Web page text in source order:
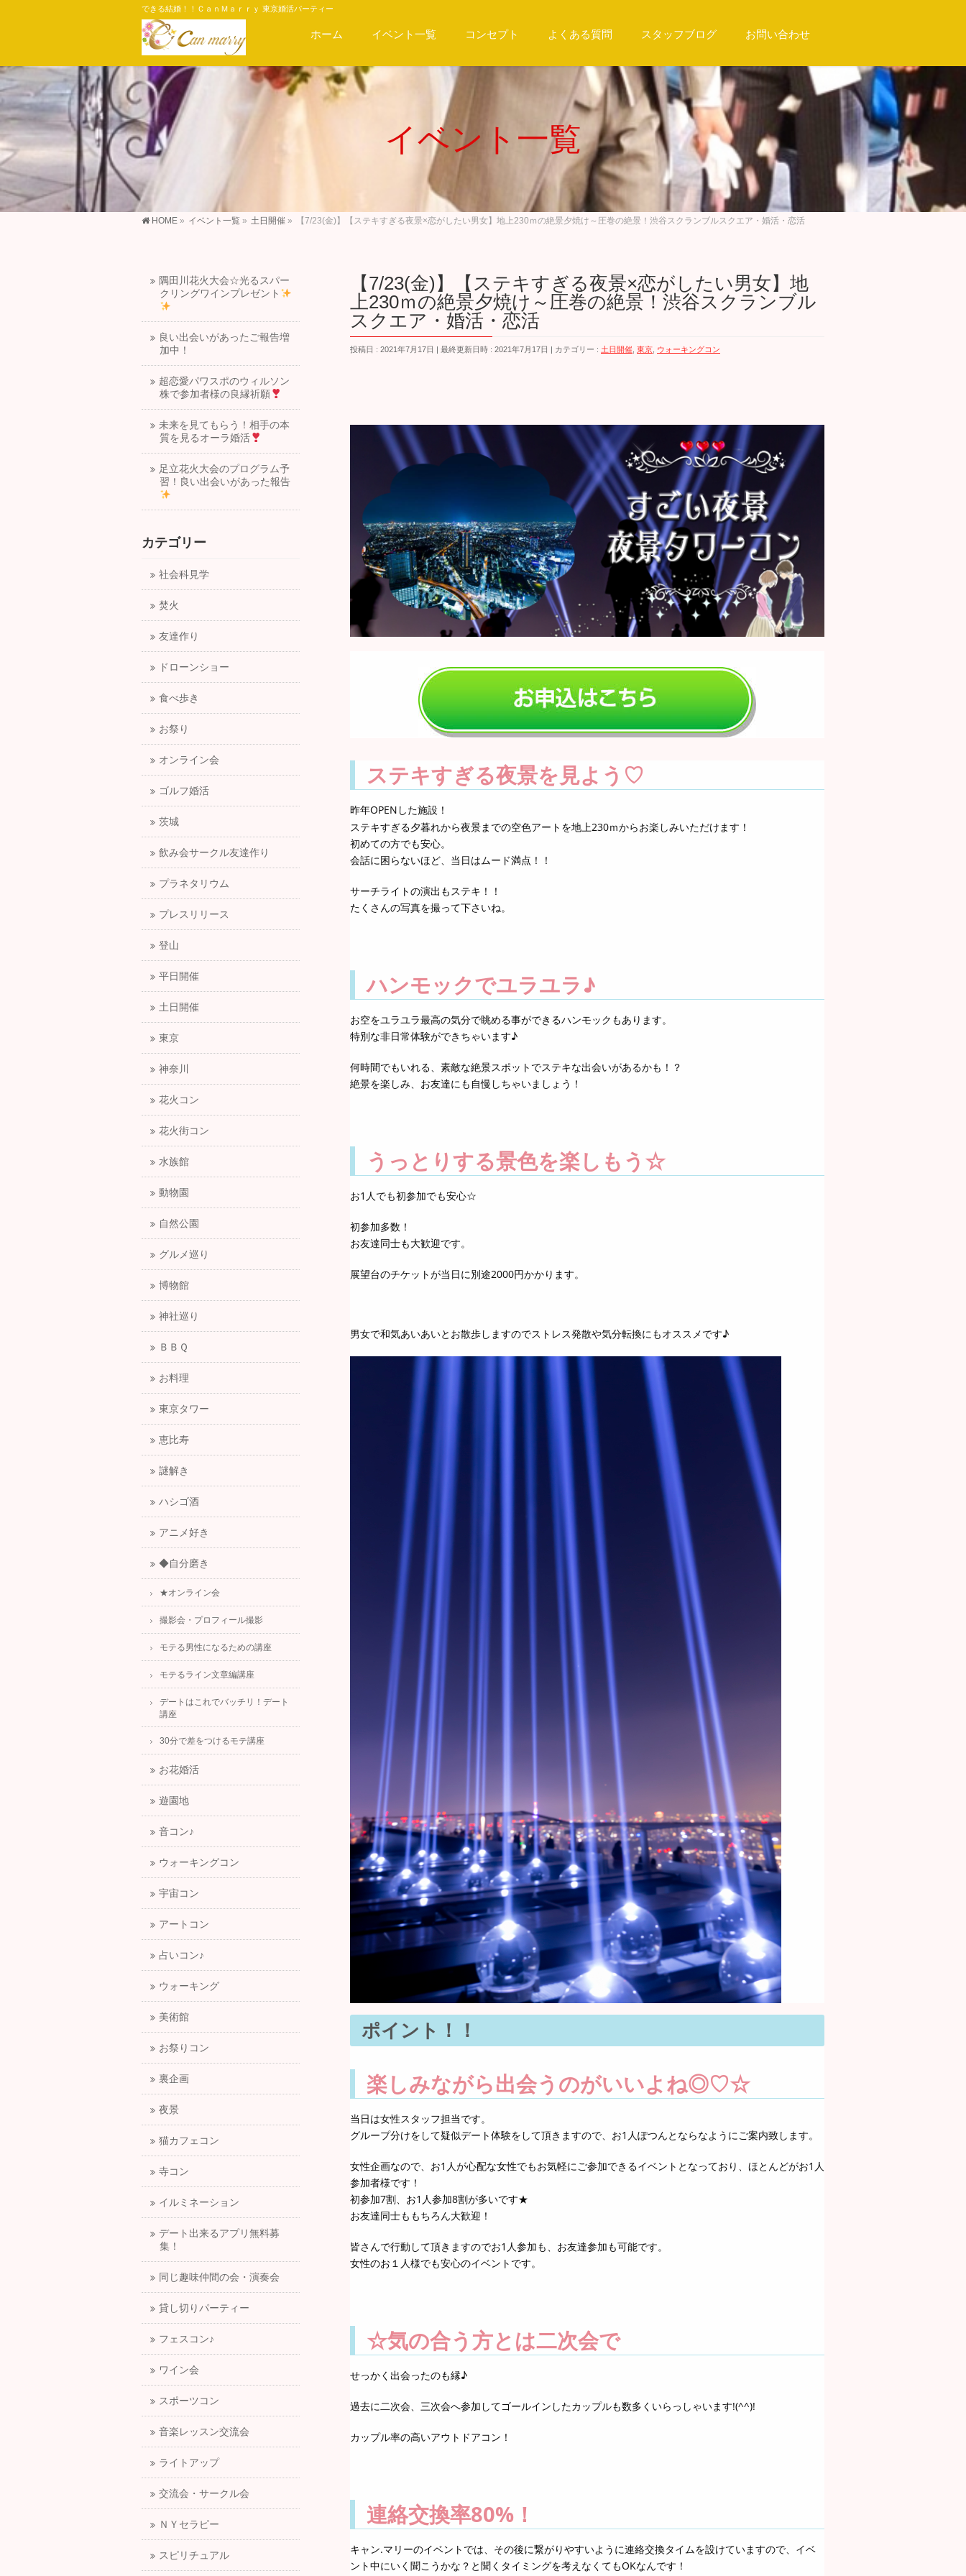
できる結婚！！ＣａｎＭａｒｒｙ 東京婚活パーティー
ホーム イベント一覧 コンセプト よくある質問 スタッフブログ お問い合わせ
イベント一覧
HOME » イベント一覧 » 土日開催 » 【7/23(金)】【ステキすぎる夜景×恋がしたい男女】地上230ｍの絶景夕焼け～圧巻の絶景！渋谷スクランブルスクエア・婚活・恋活
【7/23(金)】【ステキすぎる夜景×恋がしたい男女】地
上230ｍの絶景夕焼け～圧巻の絶景！渋谷スクランブル
スクエア・婚活・恋活
投稿日 : 2021年7月17日 最終更新日時 : 2021年7月17日 カテゴリー : 土日開催 東京 ウォーキングコン
ステキすぎる夜景を見よう♡
昨年OPENした施設！
ステキすぎる夕暮れから夜景までの空色アートを地上230ｍからお楽しみいただけます！
初めての方でも安心。
会話に困らないほど、当日はムード満点！！
サーチライトの演出もステキ！！
たくさんの写真を撮って下さいね。
ハンモックでユラユラ♪
お空をユラユラ最高の気分で眺める事ができるハンモックもあります。
特別な非日常体験ができちゃいます♪
何時間でもいれる、素敵な絶景スポットでステキな出会いがあるかも！？
絶景を楽しみ、お友達にも自慢しちゃいましょう！
うっとりする景色を楽しもう☆
お1人でも初参加でも安心☆
初参加多数！
お友達同士も大歓迎です。
展望台のチケットが当日に別途2000円かかります。
男女で和気あいあいとお散歩しますのでストレス発散や気分転換にもオススメです♪
ポイント！！
楽しみながら出会うのがいいよね◎♡☆
当日は女性スタッフ担当です。
グループ分けをして疑似デート体験をして頂きますので、お1人ぽつんとならなようにご案内致します。
女性企画なので、お1人が心配な女性でもお気軽にご参加できるイベントとなっており、ほとんどがお1人
参加者様です！
初参加7割、お1人参加8割が多いです★
お友達同士ももちろん大歓迎！
皆さんで行動して頂きますのでお1人参加も、お友達参加も可能です。
女性のお１人様でも安心のイベントです。
☆気の合う方とは二次会で
せっかく出会ったのも縁♪
過去に二次会、三次会へ参加してゴールインしたカップルも数多くいらっしゃいます!(^^)!
カップル率の高いアウトドアコン！
連絡交換率80%！
キャン.マリーのイベントでは、その後に繋がりやすいように連絡交換タイムを設けていますので、イベ
ント中にいく聞こうかな？と聞くタイミングを考えなくてもOKなんです！
隅田川花火大会☆光るスパー
クリングワインプレゼント
良い出会いがあったご報告増
加中！
超恋愛パワスポのウィルソン
株で参加者様の良縁祈願
未来を見てもらう！相手の本
質を見るオーラ婚活
足立花火大会のプログラム予
習！良い出会いがあった報告
カテゴリー
社会科見学
焚火
友達作り
ドローンショー
食べ歩き
お祭り
オンライン会
ゴルフ婚活
茨城
飲み会サークル友達作り
プラネタリウム
プレスリリース
登山
平日開催
土日開催
東京
神奈川
花火コン
花火街コン
水族館
動物園
自然公園
グルメ巡り
博物館
神社巡り
ＢＢＱ
お料理
東京タワー
恵比寿
謎解き
ハシゴ酒
アニメ好き
◆自分磨き
★オンライン会
撮影会・プロフィール撮影
モテる男性になるための講座
モテるライン文章編講座
デートはこれでバッチリ！デート
講座
30分で差をつけるモテ講座
お花婚活
遊園地
音コン♪
ウォーキングコン
宇宙コン
アートコン
占いコン♪
ウォーキング
美術館
お祭りコン
裏企画
夜景
猫カフェコン
寺コン
イルミネーション
デート出来るアプリ無料募
集！
同じ趣味仲間の会・演奏会
貸し切りパーティー
フェスコン♪
ワイン会
スポーツコン
音楽レッスン交流会
ライトアップ
交流会・サークル会
ＮＹセラピー
スピリチュアル